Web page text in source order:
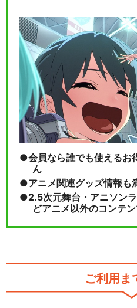
会員なら誰でも使えるお
ん
アニメ関連グッズ情報も
2.5次元舞台・アニソン
どアニメ以外のコンテ
ご利用ま